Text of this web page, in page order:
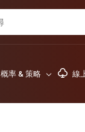
概率 & 策略 線